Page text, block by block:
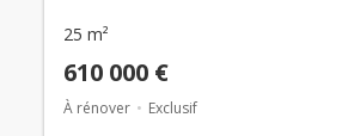
25 m²
610 000 €
À rénover Exclusif